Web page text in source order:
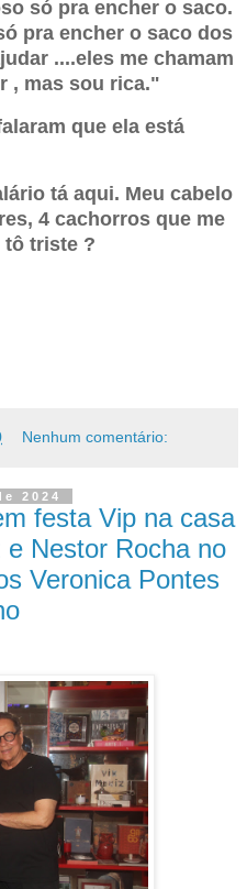
só pra encher o saco.
pra encher o saco dos
....eles me chamam
, mas sou rica."
que ela está
tá aqui. Meu cabelo
4 cachorros que me
tô triste ?
Nenhum comentário:
2024
festa Vip na casa
e Nestor Rocha no
Veronica Pontes